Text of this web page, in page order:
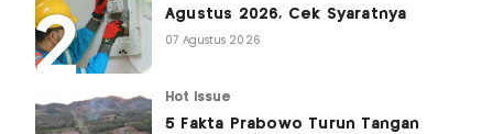
Agustus 2026, Cek Syaratnya
07 Agustus 2026
Hot Issue
5 Fakta Prabowo Turun Tangan